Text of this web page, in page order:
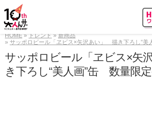
HOME トレンド
新商品
サッポロビール「ヱビス×矢沢あい」 描き下ろし“美
サッポロビール「ヱビス×矢
き下ろし“美人画”缶 数量限